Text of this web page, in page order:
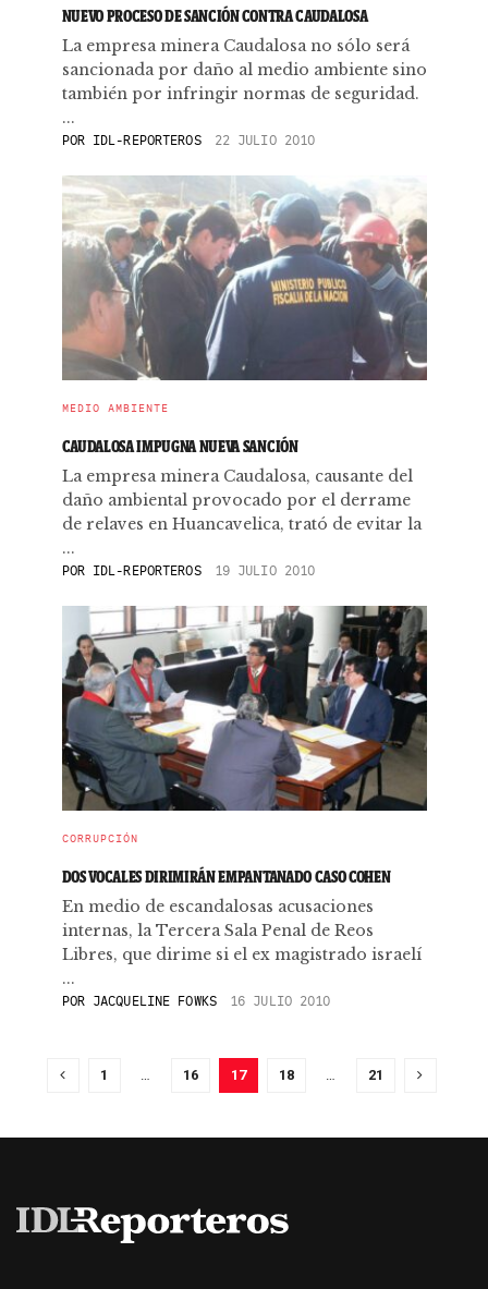
NUEVO PROCESO DE SANCIÓN CONTRA CAUDALOSA
La empresa minera Caudalosa no sólo será
sancionada por daño al medio ambiente sino
también por infringir normas de seguridad.
...
POR IDL-REPORTEROS 22 JULIO 2010
MEDIO AMBIENTE
CAUDALOSA IMPUGNA NUEVA SANCIÓN
La empresa minera Caudalosa, causante del
daño ambiental provocado por el derrame
de relaves en Huancavelica, trató de evitar la
...
POR IDL-REPORTEROS 19 JULIO 2010
CORRUPCIÓN
DOS VOCALES DIRIMIRÁN EMPANTANADO CASO COHEN
En medio de escandalosas acusaciones
internas, la Tercera Sala Penal de Reos
Libres, que dirime si el ex magistrado israelí
...
PORJACQUELINE FOWKS 16 JULIO 2010
1 … 16 17 18 … 21